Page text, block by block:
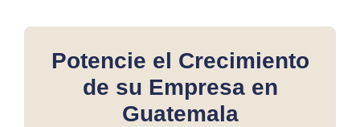
Potencie el Crecimiento
de su Empresa en
Guatemala